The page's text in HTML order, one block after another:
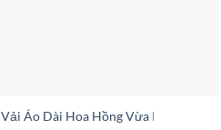
Vải Áo Dài Hoa Hồng Vừa Ra AD 27014